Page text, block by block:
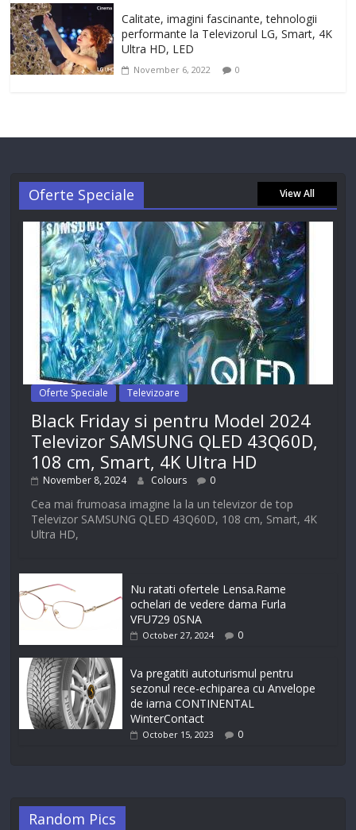
Calitate, imagini fascinante, tehnologii
performante la Televizorul LG, Smart, 4K
Ultra HD, LED
November 6, 2022 0
Oferte Speciale View All
Oferte Speciale Televizoare
Black Friday si pentru Model 2024
Televizor SAMSUNG QLED 43Q60D,
108 cm, Smart, 4K Ultra HD
November 8, 2024 Colours 0
Cea mai frumoasa imagine la la un televizor de top
Televizor SAMSUNG QLED 43Q60D, 108 cm, Smart, 4K
Ultra HD,
Nu ratati ofertele Lensa.Rame
ochelari de vedere dama Furla
VFU729 0SNA
October 27, 2024 0
Va pregatiti autoturismul pentru
sezonul rece-echiparea cu Anvelope
de iarna CONTINENTAL
WinterContact
October 15, 2023 0
Random Pics